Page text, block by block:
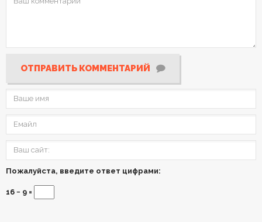
ОТПРАВИТЬ КОММЕНТАРИЙ
Пожалуйста, введите ответ цифрами:
16 − 9 =